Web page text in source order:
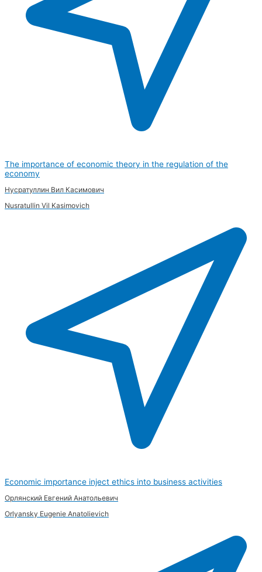
The importance of economic theory in the regulation of the
economy
Нусратуллин Вил Касимович
Nusratullin Vil Kasimovich
Economic importance inject ethics into business activities
Орлянский Евгений Анатольевич
Orlyansky Eugenie Anatolievich